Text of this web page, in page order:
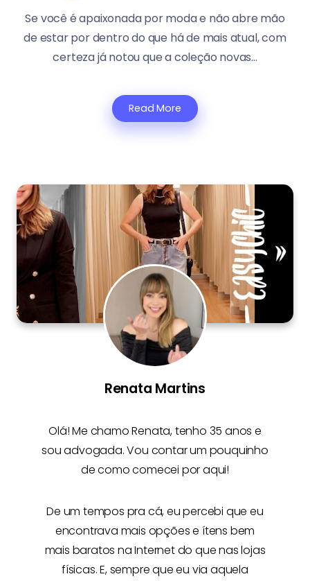
Se você é apaixonada por moda e não abre mão
de estar por dentro do que há de mais atual, com
certeza já notou que a coleção novas...
Read More
Renata Martins
Olá! Me chamoRenata, tenho 35 anos e
sou advogada. Vou contar um pouquinho
de como comecei por aqui!
De um tempos pra cá, eu percebi que eu
encontrava mais opções e ítens bem
mais baratos na Internetdo que nas lojas
físicas. E, sempre que eu via aquela